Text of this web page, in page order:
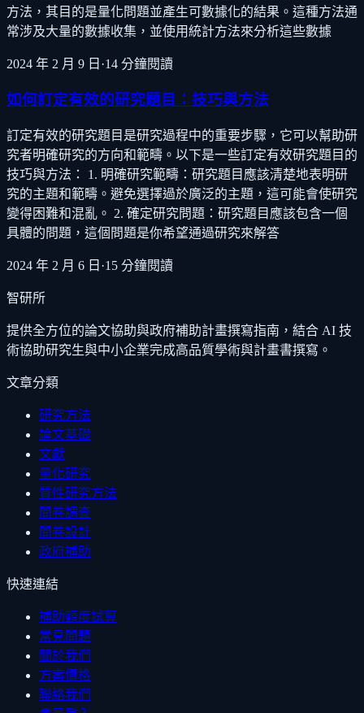
方法，其目的是量化問題並產生可數據化的結果。這種方法通
常涉及大量的數據收集，並使用統計方法來分析這些數據
2024 年 2 月 9 日 ·14 分鐘閱讀
如何訂定有效的研究題目：技巧與方法
訂定有效的研究題目是研究過程中的重要步驟，它可以幫助研
究者明確研究的方向和範疇。以下是一些訂定有效研究題目的
技巧與方法： 1. 明確研究範疇：研究題目應該清楚地表明研
究的主題和範疇。避免選擇過於廣泛的主題，這可能會使研究
變得困難和混亂。 2. 確定研究問題：研究題目應該包含一個
具體的問題，這個問題是你希望通過研究來解答
2024 年 2 月 6 日 ·15 分鐘閱讀
智研所
提供全方位的論文協助與政府補助計畫撰寫指南，結合 AI 技
術協助研究生與中小企業完成高品質學術與計畫書撰寫。
文章分類
研究方法
論文基礎
文獻
量化研究
質性研究方法
問卷調查
問卷設計
政府補助
快速連結
補助額度試算
常見問題
關於我們
方案價格
聯絡我們